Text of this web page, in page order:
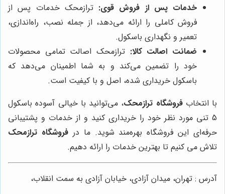
خدمات پس از فروش قوی: ترازمحک خدمات پس از
فروش کاملی را ارائه می‌دهد، از جمله نصب، راه‌اندازی،
تعمیر و نگهداری باسکول.
ضمانت اصالت کالا: ترازمحک اصالت تمامی محصولات
خود را تضمین می‌کند و به شما اطمینان می‌دهد که
باسکول خریداری شده، اصل و با کیفیت است.
با انتخابفروشگاه ترازمحک، می‌توانید با خیالی آسوده باسکول
5 تنی مورد نظر خود را خریداری کنید و از خدمات و پشتیبانی
حرفه‌ای این فروشگاه بهره‌مند شوید. ما درفروشگاه ترازمحک
تلاش می کنیم تا بهترین خدمات را ارائه دهیم.
آدرس : تهران، میدان آزادی، خیابان آزادی به سمت انقلاب،